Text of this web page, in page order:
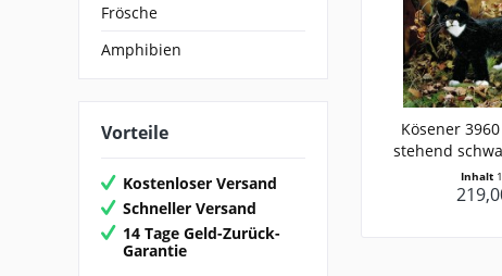
Frösche
Amphibien
Vorteile
Kostenloser Versand
Schneller Versand
14 Tage Geld-Zurück-
Garantie
Kösener
stehend
Inhalt